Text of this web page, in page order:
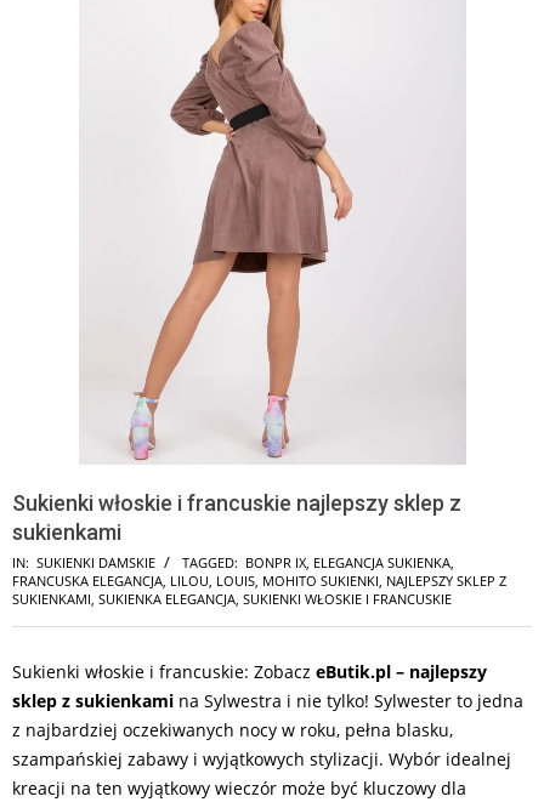
Sukienki włoskie i francuskie najlepszy sklep z
sukienkami
IN: SUKIENKI DAMSKIE TAGGED: BONPR IX, ELEGANCJA SUKIENKA,
FRANCUSKA ELEGANCJA, LILOU, LOUIS, MOHITO SUKIENKI, NAJLEPSZY SKLEP Z
SUKIENKAMI, SUKIENKA ELEGANCJA, SUKIENKI WŁOSKIE I FRANCUSKIE
Sukienki włoskie i francuskie: Zobacz eButik.pl – najlepszy
sklep z sukienkami na Sylwestra i nie tylko! Sylwester to jedna
z najbardziej oczekiwanych nocy w roku, pełna blasku,
szampańskiej zabawy i wyjątkowych stylizacji. Wybór idealnej
kreacji na ten wyjątkowy wieczór może być kluczowy dla